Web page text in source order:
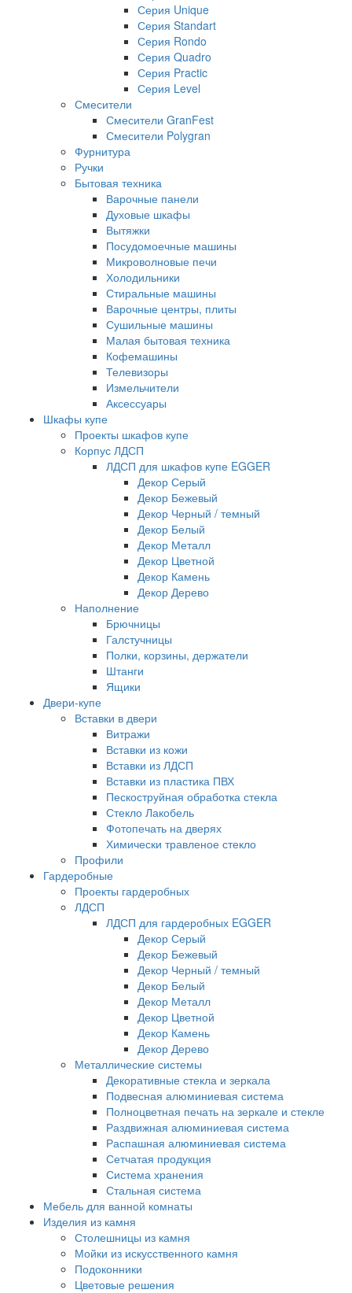
Серия Unique
Серия Standart
Серия Rondo
Серия Quadro
Серия Practic
Серия Level
Смесители
Смесители GranFest
Смесители Polygran
Фурнитура
Ручки
Бытовая техника
Варочные панели
Духовые шкафы
Вытяжки
Посудомоечные машины
Микроволновые печи
Холодильники
Стиральные машины
Варочные центры, плиты
Сушильные машины
Малая бытовая техника
Кофемашины
Телевизоры
Измельчители
Аксессуары
Шкафы купе
Проекты шкафов купе
Корпус ЛДСП
ЛДСП для шкафов купе EGGER
Декор Серый
Декор Бежевый
Декор Черный / темный
Декор Белый
Декор Металл
Декор Цветной
Декор Камень
Декор Дерево
Наполнение
Брючницы
Галстучницы
Полки, корзины, держатели
Штанги
Ящики
Двери-купе
Вставки в двери
Витражи
Вставки из кожи
Вставки из ЛДСП
Вставки из пластика ПВХ
Пескоструйная обработка стекла
Стекло Лакобель
Фотопечать на дверях
Химически травленое стекло
Профили
Гардеробные
Проекты гардеробных
ЛДСП
ЛДСП для гардеробных EGGER
Декор Серый
Декор Бежевый
Декор Черный / темный
Декор Белый
Декор Металл
Декор Цветной
Декор Камень
Декор Дерево
Металлические системы
Декоративные стекла и зеркала
Подвесная алюминиевая система
Полноцветная печать на зеркале и стекле
Раздвижная алюминиевая система
Распашная алюминиевая система
Сетчатая продукция
Система хранения
Стальная система
Мебель для ванной комнаты
Изделия из камня
Столешницы из камня
Мойки из искусственного камня
Подоконники
Цветовые решения